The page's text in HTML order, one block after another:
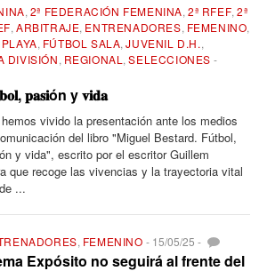
, 2ª FEDERACIÓN FEMENINA,2ª RFEF,2ª
,ARBITRAJE, ENTRENADORES, FEMENINO,
, FÚTBOL SALA,JUVENIL D.H.,
DIVISIÓN, REGIONAL ,SELECCIONES -
𝐩𝐚𝐬𝐢ón y 𝐯𝐢𝐝𝐚
vivido la presentación ante los medios
del libro "Miguel Bestard. Fútbol,
y vida", escrito por el escritor Guillem
que recoge las vivencias y la trayectoria vital
...
, FEMENINO - 15/05/25 -
Expósito no seguirá al frente del